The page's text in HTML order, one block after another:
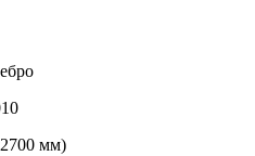
мм)